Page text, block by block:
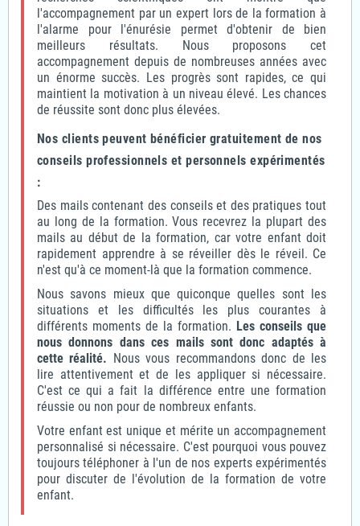
l'accompagnement par un expert lors de la formation à
l'alarme pour l'énurésie permet d'obtenir de bien
meilleurs résultats. Nous proposons cet
accompagnement depuis de nombreuses années avec
un énorme succès. Les progrès sont rapides, ce qui
maintient la motivation à un niveau élevé. Les chances
de réussite sont donc plus élevées.
Nos clients peuvent bénéficier gratuitement de nos
conseils professionnels et personnels expérimentés
:
Des mails contenant des conseils et des pratiques tout
au long de la formation. Vous recevrez la plupart des
mails au début de la formation, car votre enfant doit
rapidement apprendre à se réveiller dès le réveil. Ce
n'est qu'à ce moment-là que la formation commence.
Nous savons mieux que quiconque quelles sont les
situations et les difficultés les plus courantes à
différents moments de la formation. Les conseils que
nous donnons dans ces mails sont donc adaptés à
cette réalité. Nous vous recommandons donc de les
lire attentivement et de les appliquer si nécessaire.
C'est ce qui a fait la différence entre une formation
réussie ou non pour de nombreux enfants.
Votre enfant est unique et mérite un accompagnement
personnalisé si nécessaire. C'est pourquoi vous pouvez
toujours téléphoner à l'un de nos experts expérimentés
pour discuter de l'évolution de la formation de votre
enfant.